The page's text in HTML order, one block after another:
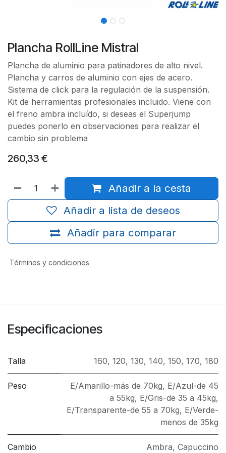
Plancha RollLine Mistral
Plancha de aluminio para patinadores de alto nivel.
Plancha y carros de aluminio con ejes de acero.
Sistema de click para la regulación de la suspensión.
Kit de herramientas profesionales incluido. Viene con
el freno ambra incluído, si deseas el Superjump
puedes ponerlo en observaciones para realizar el
cambio sin problema
260,33 €
Añadir a la cesta
Añadir para comparar
Añadir a lista de deseos
Términos y condiciones
Especificaciones
Talla 160, 120, 130, 140, 150, 170, 180
Peso E/Amarillo-más de 70kg, E/Azul-de 45
a 55kg, E/Gris-de 35 a 45kg,
E/Transparente-de 55 a 70kg, E/Verde-
menos de 35kg
Cambio
Ambra, Capuccino